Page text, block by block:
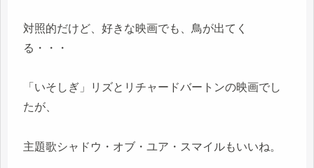
対照的だけど、好きな映画でも、鳥が出てく
る・・・
「いそしぎ」リズとリチャードバートンの映画でし
たが、
主題歌シャドウ・オブ・ユア・スマイルもいいね。